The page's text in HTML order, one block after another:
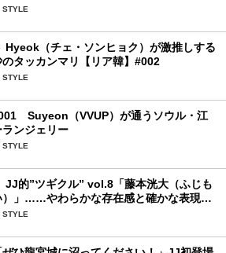
STYLE
Hyeok（チェ・ソンヒョク）が激推しする
タッカンマリ【リア韓】#002
STYLE
Suyeon（VVUP）が通うソウル・江
ンジェリー
STYLE
JJ的”ツギクル” vol.8「藤本洸大（ふじも
）」……やわらかな存在感と確かな表現力
をつかむ注目株
STYLE